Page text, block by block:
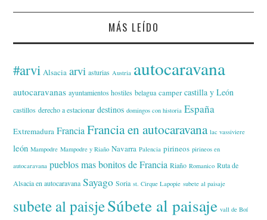
MÁS LEÍDO
#arvi Alsacia arvi asturias Austria autocaravana
autocaravanas ayuntamientos hostiles belagua camper castilla y León
castillos derecho a estacionar destinos domingos con historia España
Extremadura Francia Francia en autocaravana lac vassiviere
león Mampodre Mampodre y Riaño Navarra Palencia pirineos pirineos en
autocaravana pueblos mas bonitos de Francia Riaño Romanico Ruta de
Alsacia en autocaravana Sayago Soria st. Cirque Lapopie subete al paisaje
subete al paisjeSúbete al paisaje vall de Boí